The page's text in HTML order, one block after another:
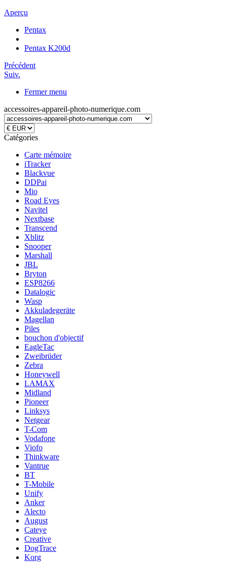
Aperçu
Pentax
Pentax K200d
Précédent
Suiv.
Fermer menu
accessoires-appareil-photo-numerique.com
Catégories
Carte mémoire
iTracker
Blackvue
DDPai
Mio
Road Eyes
Navitel
Nextbase
Transcend
Xblitz
Snooper
Marshall
JBL
Bryton
ESP8266
Datalogic
Wasp
Akkuladegeräte
Magellan
Piles
bouchon d'objectif
EagleTac
Zweibrüder
Zebra
Honeywell
LAMAX
Midland
Pioneer
Linksys
Netgear
T-Com
Vodafone
Viofo
Thinkware
Vantrue
BT
T-Mobile
Unify
Anker
Alecto
August
Cateye
Creative
DogTrace
Korg